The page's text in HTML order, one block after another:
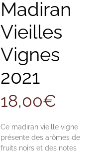
Madiran
Vieilles
Vignes
2021
18,00€
Ce madiran vieille vigne
présente des arômes de
fruits noirs et des notes